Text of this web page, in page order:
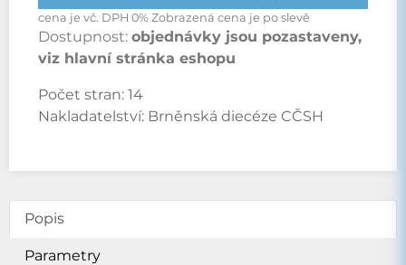
cena je vč. DPH 0% Zobrazená cena je po slevě
Dostupnost: objednávky jsou pozastaveny,
viz hlavní stránka eshopu
Počet stran: 14
Nakladatelství: Brněnská diecéze CČSH
Popis
Parametry